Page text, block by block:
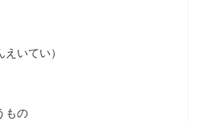
いてい）
もの